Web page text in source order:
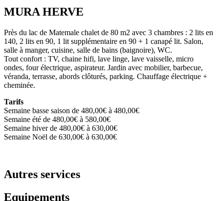
MURA HERVE
Près du lac de Matemale chalet de 80 m2 avec 3 chambres : 2 lits en
140, 2 lits en 90, 1 lit supplémentaire en 90 + 1 canapé lit. Salon,
salle à manger, cuisine, salle de bains (baignoire), WC.
Tout confort : TV, chaine hifi, lave linge, lave vaisselle, micro
ondes, four électrique, aspirateur. Jardin avec mobilier, barbecue,
véranda, terrasse, abords clôturés, parking. Chauffage électrique +
cheminée.
Tarifs
Semaine basse saison de 480,00€ à 480,00€
Semaine été de 480,00€ à 580,00€
Semaine hiver de 480,00€ à 630,00€
Semaine Noël de 630,00€ à 630,00€
Autres services
Equipements